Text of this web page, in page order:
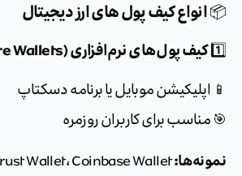
انواع کیف پول‌ های ارز دیجیتال
کیف پول‌های نرم‌افزاری (Software Wallets)
موبایل یا برنامه دسکتاپ
برای کاربران روزمره
MetaMask، Trust Wallet، Coinbase Wallet